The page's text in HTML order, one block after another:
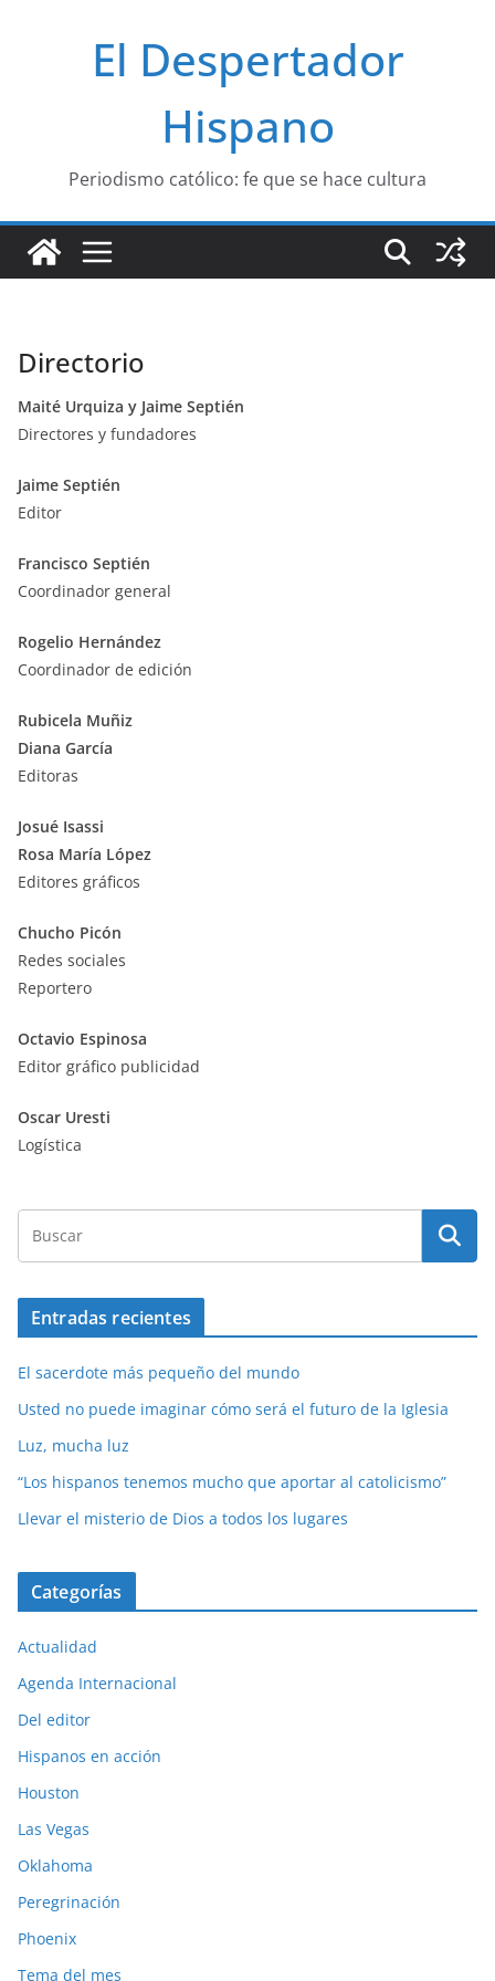
El Despertador
Hispano
Periodismo católico: fe que se hace cultura
Directorio
Maité Urquiza y Jaime Septién
Directores y fundadores
Jaime Septién
Editor
Francisco Septién
Coordinador general
Rogelio Hernández
Coordinador de edición
Rubicela Muñiz
Diana García
Editoras
Josué Isassi
Rosa María López
Editores gráficos
Chucho Picón
Redes sociales
Reportero
Octavio Espinosa
Editor gráfico publicidad
Oscar Uresti
Logística
Entradas recientes
El sacerdote más pequeño del mundo
Usted no puede imaginar cómo será el futuro de la Iglesia
Luz, mucha luz
“Los hispanos tenemos mucho que aportar al catolicismo”
Llevar el misterio de Dios a todos los lugares
Categorías
Actualidad
Agenda Internacional
Del editor
Hispanos en acción
Houston
Las Vegas
Oklahoma
Peregrinación
Phoenix
Tema del mes